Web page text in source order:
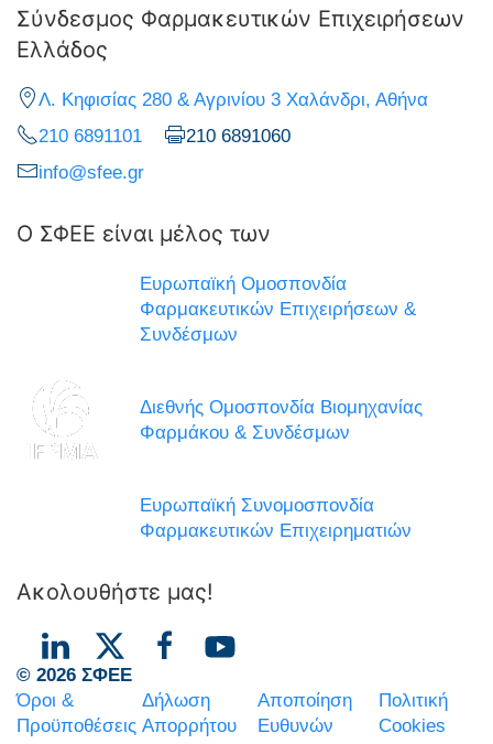
Σύνδεσμος Φαρμακευτικών Επιχειρήσεων
Ελλάδος
Λ. Κηφισίας 280 & Αγρινίου 3 Χαλάνδρι, Αθήνα
210 6891101
210 6891060
info@sfee.gr
Ο ΣΦΕΕ είναι μέλος των
Ευρωπαϊκή Ομοσπονδία
Φαρμακευτικών Επιχειρήσεων &
Συνδέσμων
Διεθνής Ομοσπονδία Βιομηχανίας
Φαρμάκου & Συνδέσμων
Ευρωπαϊκή Συνομοσπονδία
Φαρμακευτικών Επιχειρηματιών
Ακολουθήστε μας!
© 2026 ΣΦΕΕ
Όροι &
Προϋποθέσεις
Δήλωση
Απορρήτου
Αποποίηση
Ευθυνών
Πολιτική
Cookies